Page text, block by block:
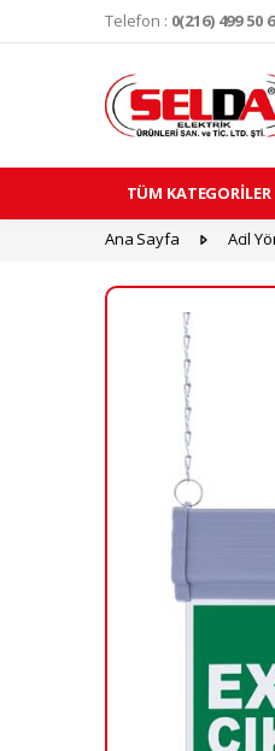
Telefon : 0(216) 499 50
TÜM KATEGORİLER
Ana Sayfa Acil